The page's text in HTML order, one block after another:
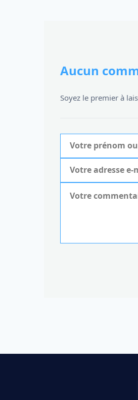
Aucun
Soyez le premier à